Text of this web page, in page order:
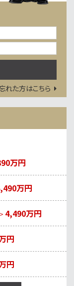
れた方はこちら
万円
万円
4,490万円
円
円